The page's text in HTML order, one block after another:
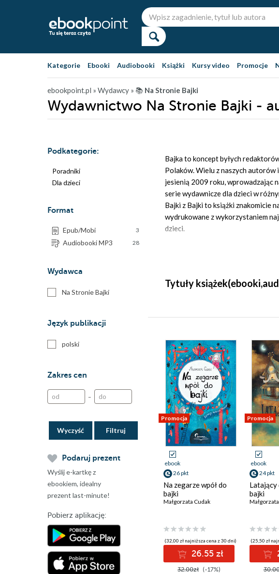
Kategorie Ebooki Audiobooki Książki Kursy video Promocje
ebookpoint.pl » Wydawcy » 📚 Na Stronie Bajki
Wydawnictwo Na Stronie Bajki -
Podkategorie:
Poradniki
Dla dzieci
Format
Epub/Mobi 3
Audiobooki MP3 28
Wydawca
Na Stronie Bajki
Język publikacji
polski
Zakres cen
–
Wyczyść
Podaruj prezent
Wyślij e-kartkę z
ebookiem, idealny
prezent last-minute!
Pobierz aplikację:
Bajka to koncept byłych
Polaków. Wielu z naszych autorów
jesienią 2009 roku, wprowadzając
serie wydawnicze dla dzieci w
Bajki z Bajki to książki znakomicie
wydrukowane z wykorzystaniem
dzieci.
Tytuły
Promocja
ebook
26 pkt
Na zegarze wpół do
bajki
Małgorzata Cudak
(32,00 zł najniższa cena z 30 dni)
26.55 zł
32.00zł (-17%)
Promocja
ebook
24 pkt
Latający
bajki
(25,50 zł